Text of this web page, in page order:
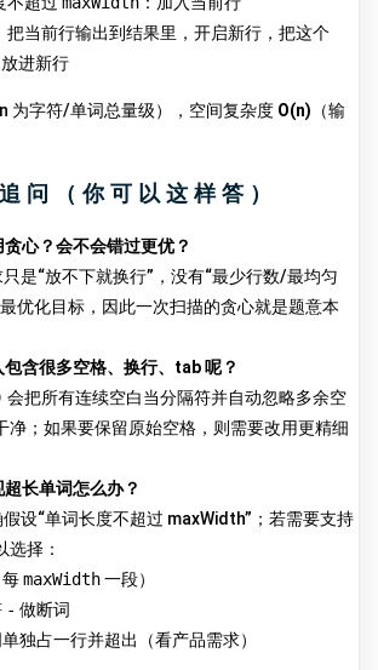
把当前行输出到结果里，开启新行，把这个
进新行
n 为字符/单词总量级），空间复杂度 O(n) （输
问（你可以这样答）
贪心？会不会错过更优？
是“放不下就换行”，没有“最少行数/最均匀
优化目标，因此一次扫描的贪心就是题意本
包含很多空格、换行、tab 呢？
会把所有连续空白当分隔符并自动忽略多余空
净；如果要保留原始空格，则需要改用更精细
长单词怎么办？
设“单词长度不超过 maxWidth”；若需要支持
选择：
maxWidth一段）
- 做断词
独占一行并超出（看产品需求）